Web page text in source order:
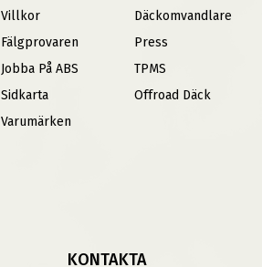
Villkor
Fälgprovaren
Jobba På ABS
Sidkarta
Varumärken
Däckomvandlare
Press
TPMS
Offroad Däck
KONTAKTA